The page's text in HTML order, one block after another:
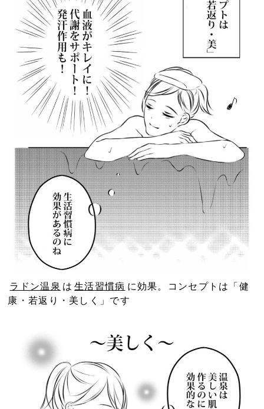
ラドン温泉 は 生活習慣病 に効果。コンセプトは「健
康・若返り・美しく」です